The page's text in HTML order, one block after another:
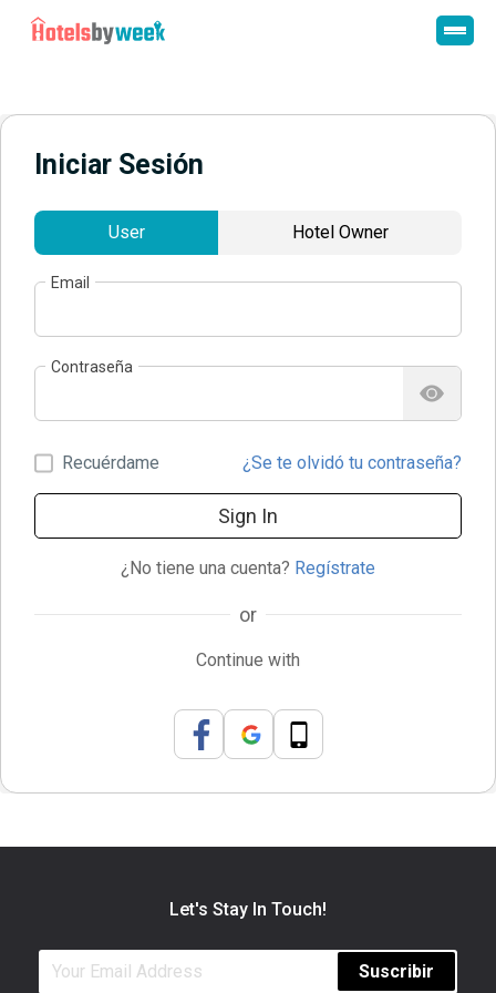
Iniciar Sesión
User Hotel Owner
Email
Contraseña
Recuérdame ¿Se te olvidó tu contraseña?
Sign In
¿No tiene una cuenta? Regístrate
or
Continue with
Let's Stay In Touch!
Suscribir